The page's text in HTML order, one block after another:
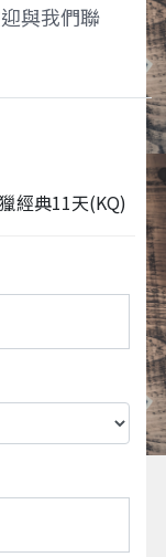
與我們聯
經典11天(KQ)